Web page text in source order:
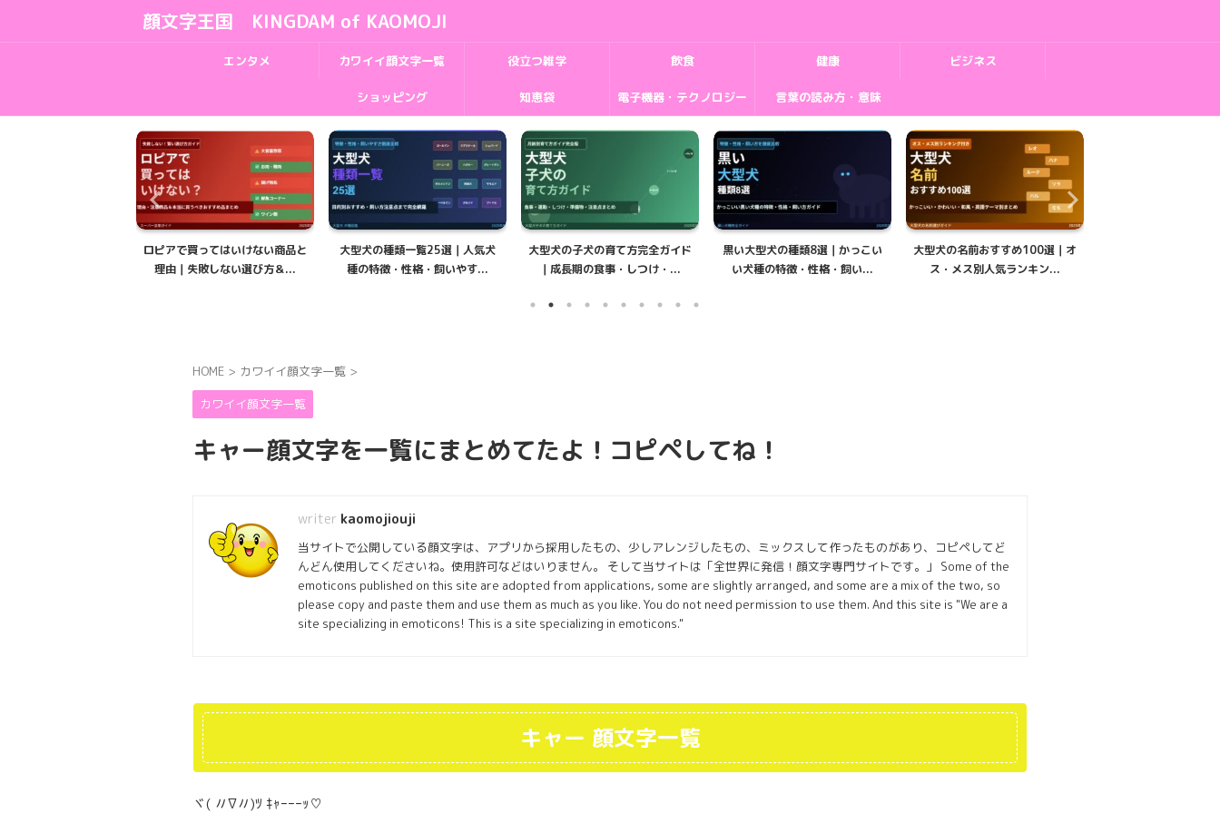
顔文字王国 KINGDAM of KAOMOJI
エンタメ カワイイ顔文字一覧 役立つ雑学 飲食 健康 ビジネス
ショッピング 知恵袋 電子機器・テクノロジー 言葉の読み方・意味
大型犬の種類一覧25選｜人気犬
種の特徴・性格・飼いやす...
大型犬の子犬の育て方完全ガイド
｜成長期の食事・しつけ・...
黒い大型犬の種類8選｜かっこい
い犬種の特徴・性格・飼い...
大型犬の名前おすすめ100選｜オ
ス・メス別人気ランキン...
大型犬の年齢を人間換算！早見表
と計算式・シニア期の見分...
HOME > カワイイ顔文字一覧 >
カワイイ顔文字一覧
キャー顔文字を一覧にまとめてたよ！コピペしてね！
kaomojiouji
当サイトで公開している顔文字は、アプリから採用したもの、少しアレンジしたもの、ミックスして作ったものがあり、コピペしてど
んどん使用してくださいね。使用許可などはいりません。 そして当サイトは「全世界に発信！顔文字専門サイトです。」 Some of the
emoticons published on this site are adopted from applications, some are slightly arranged, and some are a mix of the two, so
please copy and paste them and use them as much as you like. You do not need permission to use them. And this site is "We are a
site specializing in emoticons! This is a site specializing in emoticons."
キャー 顔文字一覧
ヾ( 〃∇〃)ﾂ ｷｬｰｰｰｯ♡